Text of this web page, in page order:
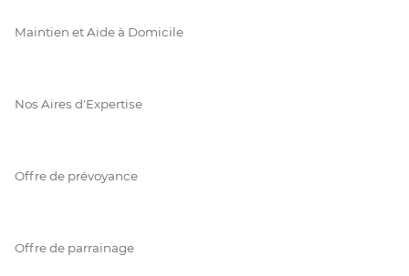
Maintien et Aide à Domicile
Nos Aires d'Expertise
Offre de prévoyance
Offre de parrainage